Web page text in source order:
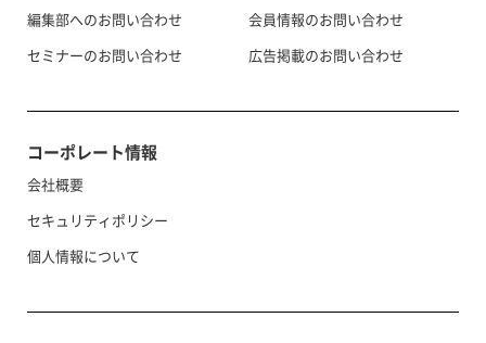
編集部へのお問い合わせ
セミナーのお問い合わせ
会員情報のお問い合わせ
広告掲載のお問い合わせ
コーポレート情報
会社概要
セキュリティポリシー
個人情報について